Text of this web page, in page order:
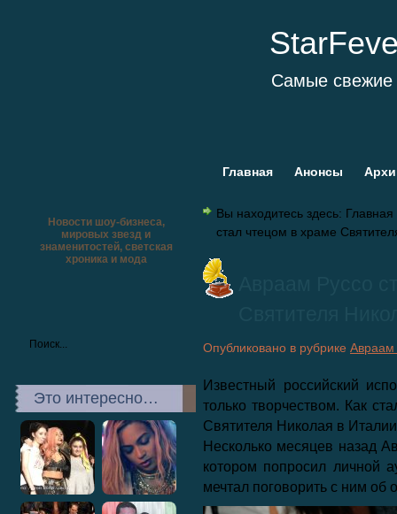
Самые свежие
Главная Анонсы
Новости шоу-бизнеса,
мировых звезд и
знаменитостей, светская
хроника и мода
Это интересно…
Вы находитесь здесь: Главная
стал чтецом в храме
Опубликовано в рубрике Авраам
Известный российский
только творчеством. Как
Святителя Николая в
Несколько месяцев назад
котором попросил личной
мечтал поговорить с ним об